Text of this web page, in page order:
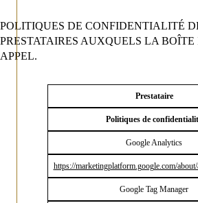
POLITIQUES DE CONFIDENTIALITÉ
PRESTATAIRES AUXQUELS LA
APPEL.
Prestataire
Politiques de
Google Analytics
https://marketingplatform.google.com/
Google Tag Manager